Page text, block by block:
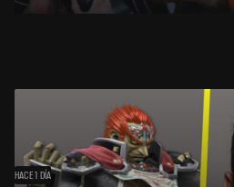
HACE 1 DÍA